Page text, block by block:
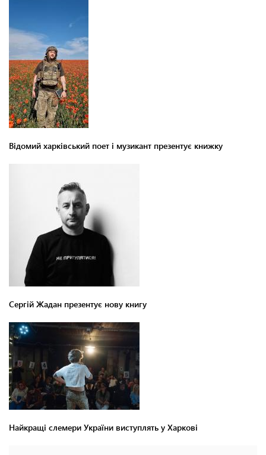
Відомий харківський поет і музикант презентує книжку
Сергій Жадан презентує нову книгу
Найкращі слемери України виступлять у Харкові